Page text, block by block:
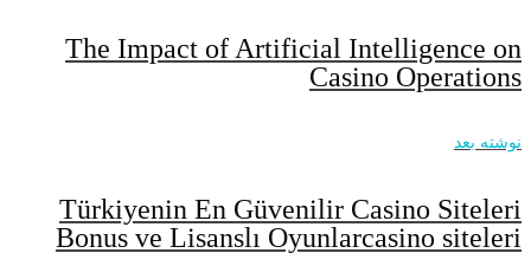
The Impact of
Türkiyenin En
Bonus ve Lisanslı